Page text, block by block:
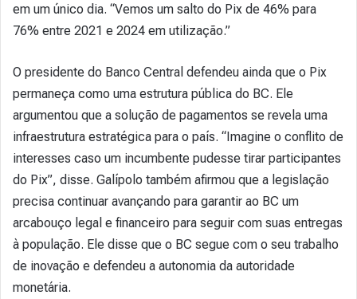
em um único dia. “Vemos um salto do Pix de 46% para
76% entre 2021 e 2024 em utilização.”
O presidente do Banco Central defendeu ainda que o Pix
permaneça como uma estrutura pública do BC. Ele
argumentou que a solução de pagamentos se revela uma
infraestrutura estratégica para o país. “Imagine o conflito de
interesses caso um incumbente pudesse tirar participantes
do Pix”, disse. Galípolo também afirmou que a legislação
precisa continuar avançando para garantir ao BC um
arcabouço legal e financeiro para seguir com suas entregas
à população. Ele disse que o BC segue com o seu trabalho
de inovação e defendeu a autonomia da autoridade
monetária.